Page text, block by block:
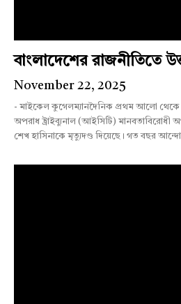
বাংলাদেশের রাজনীতিতে
November 22, 2025
- মাইকেল কুগেলম্যানদৈনিক প্রথম আলো থেকে নেয়া বাংলাদেশের
অপরাধ ট্রাইব্যুনাল (আইসিটি) মানবতাবিরোধী
শেখ হাসিনাকে মৃত্যুদণ্ড দিয়েছে। গত বছর